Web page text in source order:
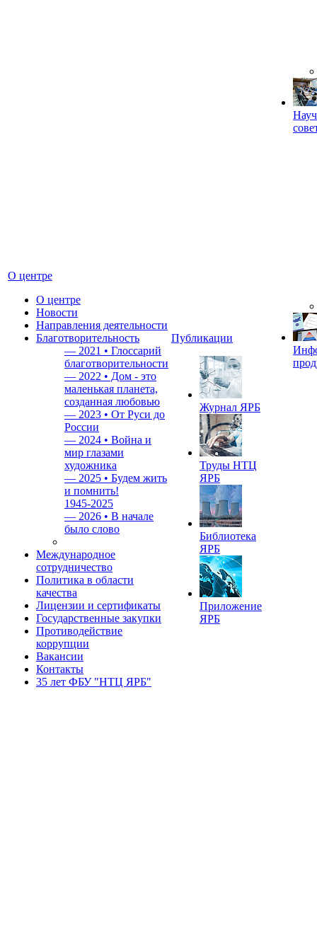
О центре
О центре
Новости
Направления деятельности
Благотворительность
— 2021 • Глоссарий
благотворительности
— 2022 • Дом - это
маленькая планета,
созданная любовью
— 2023 • От Руси до
России
— 2024 • Война и
мир глазами
художника
— 2025 • Будем жить
и помнить!
1945-2025
— 2026 • В начале
было слово
Международное
сотрудничество
Политика в области
качества
Лицензии и сертификаты
Государственные закупки
Противодействие
коррупции
Вакансии
Контакты
35 лет ФБУ "НТЦ ЯРБ"
Публикации
Журнал ЯРБ
Труды НТЦ
ЯРБ
Библиотека
ЯРБ
Приложение
ЯРБ